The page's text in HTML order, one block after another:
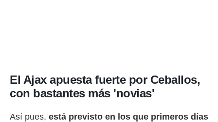
El Ajax apuesta fuerte por Ceballos,
con bastantes más 'novias'
Así pues, está previsto en los que primeros días